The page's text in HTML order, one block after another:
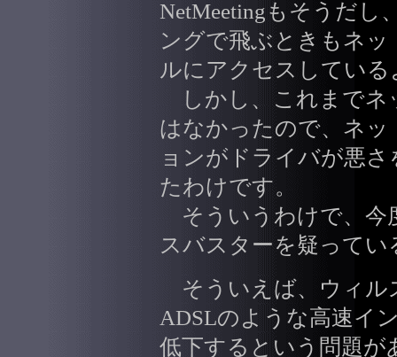
NetMeetingもそうだし
ングで飛ぶときもネ
ルにアクセスしてい
しかし、これまでネ
はなかったので、ネ
ョンがドライバが悪
たわけです。
そういうわけで、今
スバスターを疑ってい
そういえば、ウィル
ADSLのような高速イ
低下するという問題が